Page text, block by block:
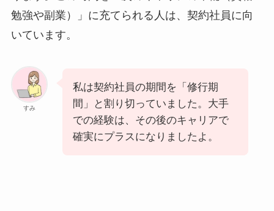
勉強や副業）」に充てられる人は、契約社員に向
いています。
すみ
私は契約社員の期間を「修行期
間」と割り切っていました。大手
での経験は、その後のキャリアで
確実にプラスになりましたよ。